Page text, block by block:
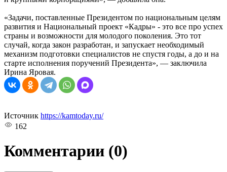
«Задачи, поставленные Президентом по национальным целям
развития и Национальный проект «Кадры» - это все про успех
страны и возможности для молодого поколения. Это тот
случай, когда закон разработан, и запускает необходимый
механизм подготовки специалистов не спустя годы, а до и на
старте исполнения поручений Президента», — заключила
Ирина Яровая.
Источник https://kamtoday.ru/
162
Комментарии (0)